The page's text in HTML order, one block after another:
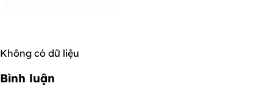
Không có dữ liệu
Bình luận